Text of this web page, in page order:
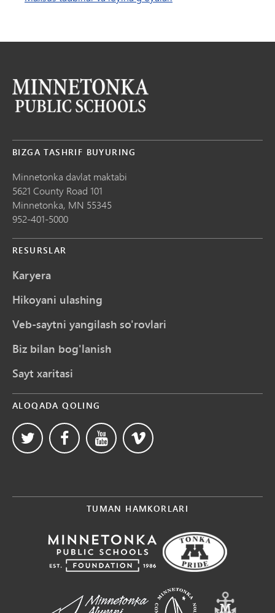
BIZGA TASHRIF BUYURING
Minnetonka davlat maktabi
5621 County Road 101
Minnetonka, MN 55345
952-401-5000
RESURSLAR
Karyera
Hikoyani ulashing
Veb-saytni yangilash so'rovlari
Biz bilan bog'lanish
Sayt xaritasi
ALOQADA QOLING
TUMAN HAMKORLARI